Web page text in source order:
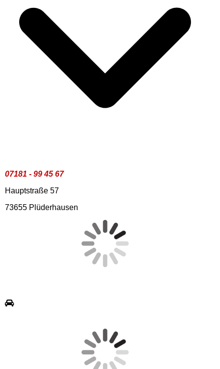
07181 - 99 45 67
Hauptstraße 57
73655 Plüderhausen